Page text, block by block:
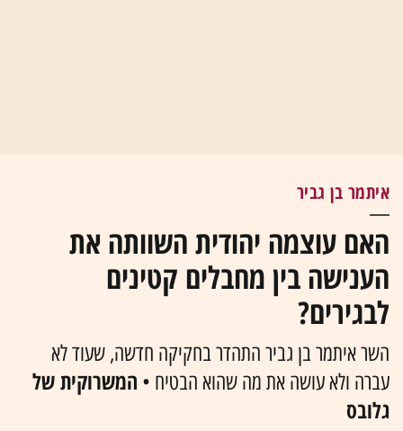
איתמר בן גביר
האם עוצמה יהודית השוותה את
הענישה בין מחבלים קטינים
לבגירים?
השר איתמר בן גביר התהדר בחקיקה חדשה, שעוד לא
עברה ולא עושה את מה שהוא הבטיח • המשרוקית של
גלובס